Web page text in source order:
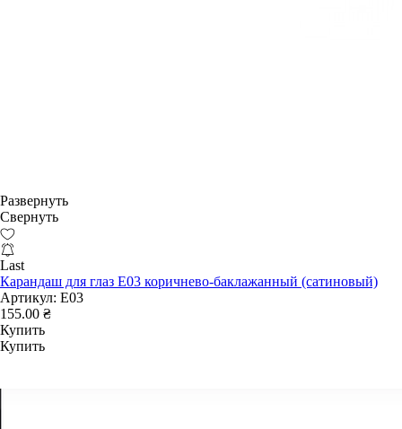
Развернуть
Свернуть
Last
Карандаш для глаз E03 коричнево-баклажанный (сатиновый)
Артикул: E03
155.00 ₴
Купить
Купить